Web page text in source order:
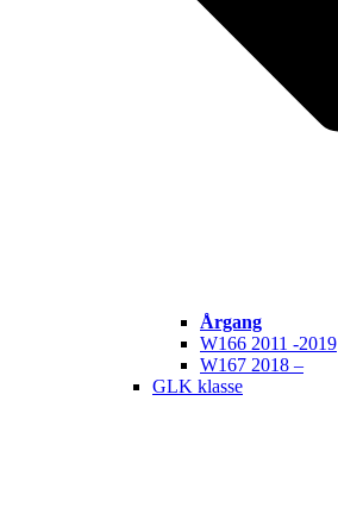
Årgang
W166 2011 -2019
W167 2018 –
GLK klasse